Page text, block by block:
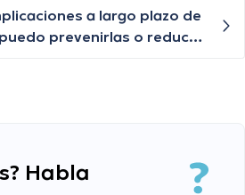
la tengo desde los 15 y
de insulina
a largo plazo de
prevenirlas o reducir
Habla